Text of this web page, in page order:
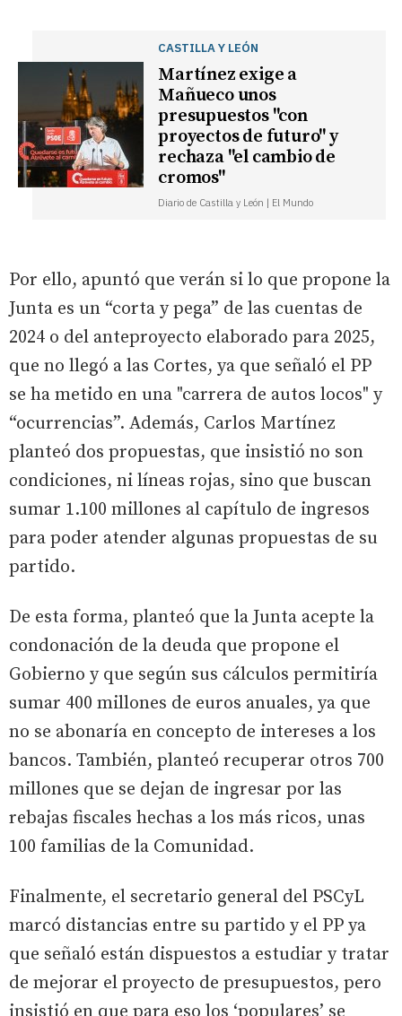
CASTILLA Y LEÓN
Martínez exige a
Mañueco unos
presupuestos "con
proyectos de futuro" y
rechaza "el cambio de
cromos"
Diario de Castilla y León | El Mundo
Por ello, apuntó que verán si lo que propone la
Junta es un “corta y pega” de las cuentas de
2024 o del anteproyecto elaborado para 2025,
que no llegó a las Cortes, ya que señaló el PP
se ha metido en una "carrera de autos locos" y
“ocurrencias”. Además, Carlos Martínez
planteó dos propuestas, que insistió no son
condiciones, ni líneas rojas, sino que buscan
sumar 1.100 millones al capítulo de ingresos
para poder atender algunas propuestas de su
partido.
De esta forma, planteó que la Junta acepte la
condonación de la deuda que propone el
Gobierno y que según sus cálculos permitiría
sumar 400 millones de euros anuales, ya que
no se abonaría en concepto de intereses a los
bancos. También, planteó recuperar otros 700
millones que se dejan de ingresar por las
rebajas fiscales hechas a los más ricos, unas
100 familias de la Comunidad.
Finalmente, el secretario general del PSCyL
marcó distancias entre su partido y el PP ya
que señaló están dispuestos a estudiar y tratar
de mejorar el proyecto de presupuestos, pero